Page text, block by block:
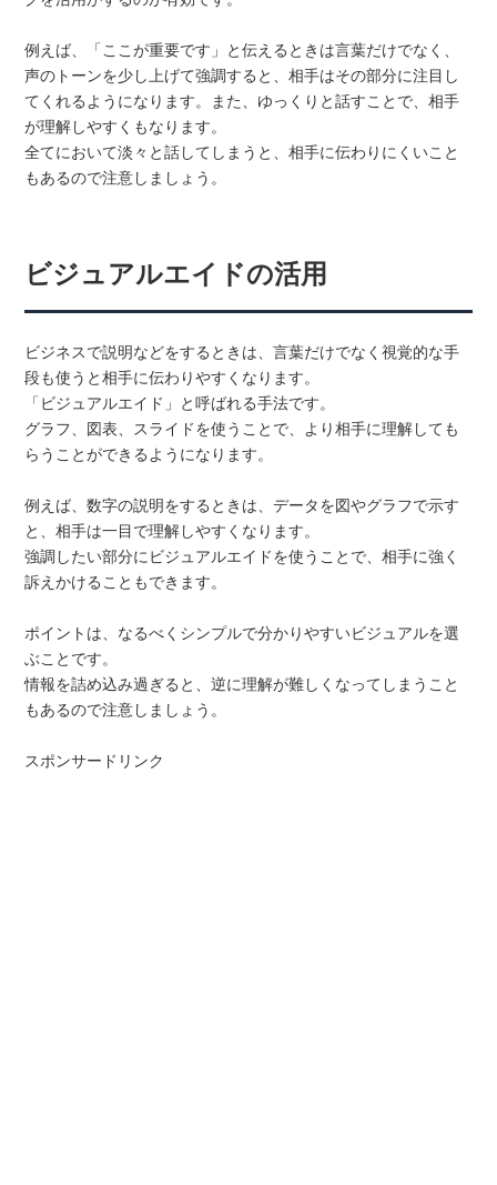
例えば、「ここが重要です」と伝えるときは言葉だけでなく、
声のトーンを少し上げて強調すると、相手はその部分に注目し
てくれるようになります。また、ゆっくりと話すことで、相手
が理解しやすくもなります。
全てにおいて淡々と話してしまうと、相手に伝わりにくいこと
もあるので注意しましょう。
ビジュアルエイドの活用
ビジネスで説明などをするときは、言葉だけでなく視覚的な手
段も使うと相手に伝わりやすくなります。
「ビジュアルエイド」と呼ばれる手法です。
グラフ、図表、スライドを使うことで、より相手に理解しても
らうことができるようになります。
例えば、数字の説明をするときは、データを図やグラフで示す
と、相手は一目で理解しやすくなります。
強調したい部分にビジュアルエイドを使うことで、相手に強く
訴えかけることもできます。
ポイントは、なるべくシンプルで分かりやすいビジュアルを選
ぶことです。
情報を詰め込み過ぎると、逆に理解が難しくなってしまうこと
もあるので注意しましょう。
スポンサードリンク